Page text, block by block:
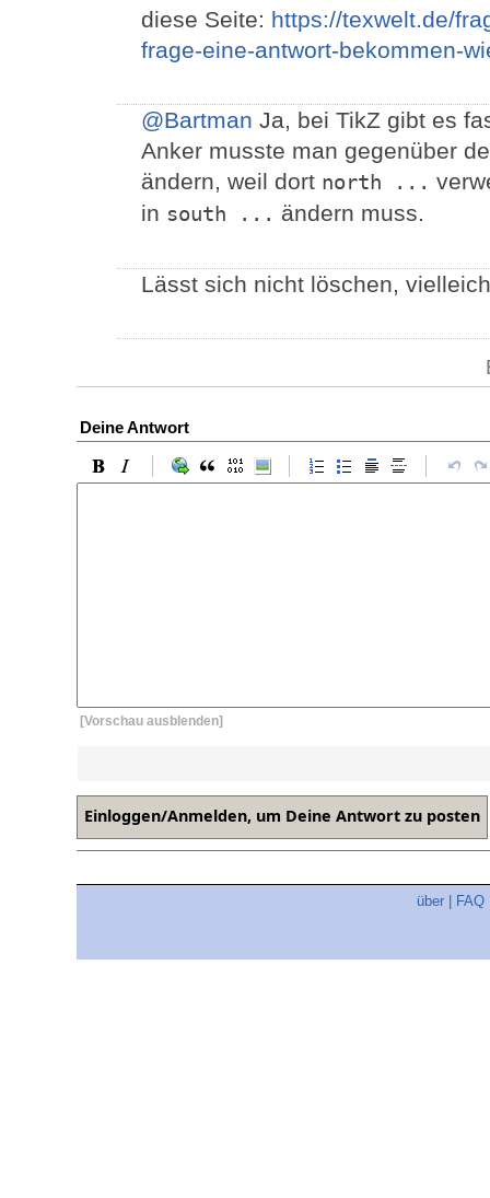
diese Seite: https://texwelt.de/
frage-eine-antwort-bekommen-
@Bartman Ja, bei TikZ gibt es
Anker musste man gegenüber
ändern, weil dort north ...
in south ... ändern muss.
Lässt sich nicht löschen,
Deine Antwort
[Vorschau ausblenden]
über FAQ